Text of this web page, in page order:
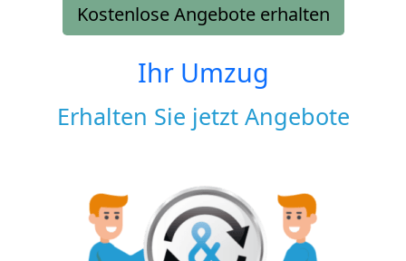
Kostenlose Angebote erhalten
Ihr Umzug
Erhalten Sie jetzt Angebote